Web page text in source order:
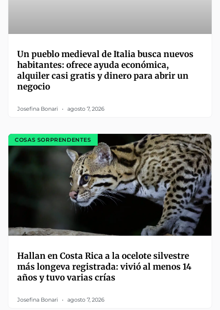
Un pueblo medieval de Italia busca nuevos
habitantes: ofrece ayuda económica,
alquiler casi gratis y dinero para abrir un
negocio
Josefina Bonari agosto 7, 2026
COSAS SORPRENDENTES
Hallan en Costa Rica a la ocelote silvestre
más longeva registrada: vivió al menos 14
años y tuvo varias crías
Josefina Bonari agosto 7, 2026